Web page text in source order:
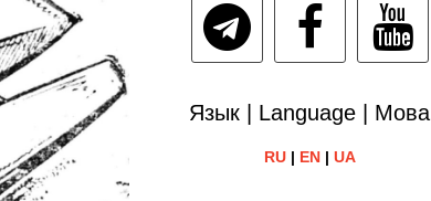
Язык | Language | Мова
RU| EN| UA